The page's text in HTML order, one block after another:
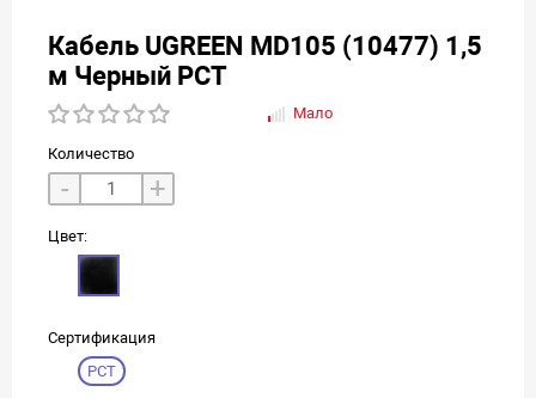
Кабель UGREEN MD105 (10477) 1,5
м Черный РСТ
Мало
Количество
- +
Цвет:
Сертификация
РСТ